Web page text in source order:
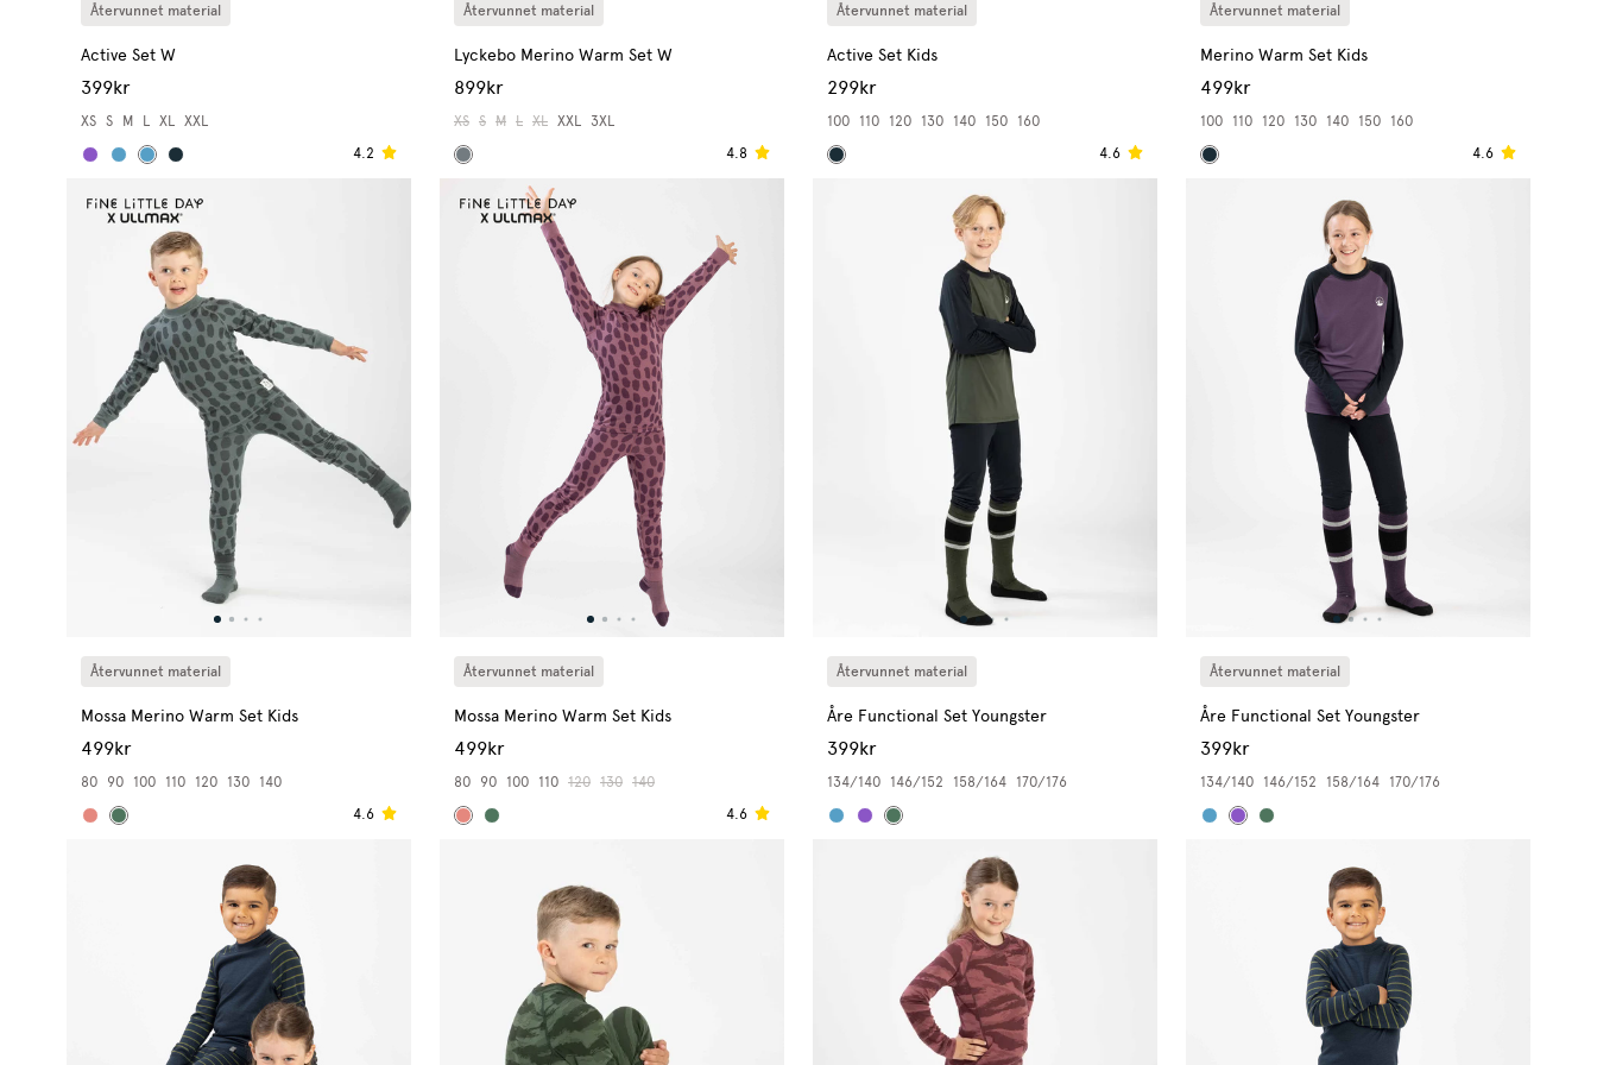
Återvunnet material
Active Set W
399kr
XS S M L XL
XXL
4.2
Återvunnet material
Lyckebo Merino Warm Set W
899kr
XS S M L XL XXL
3XL
4.8
Återvunnet material
Active Set Kids
299kr
100 110 120 130 140 150
160
4.6
Återvunnet material
Merino Warm Set Kids
499kr
100 110 120 130 140 150
160
4.6
Återvunnet material
Mossa Merino Warm Set Kids
499kr
80 90 100 110 120 130
140
4.6
Återvunnet material
Mossa Merino Warm Set Kids
499kr
80 90 100 110 120 130 140
4.6
Återvunnet material
Åre Functional Set Youngster
399kr
134/140 146/152 158/164 170/176
Återvunnet material
Åre Functional Set Youngster
399kr
134/140 146/152 158/164 170/176